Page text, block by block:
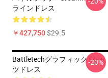
ラインドレス
￥427,750$29.5
BattletechグラフィックTシャ
ツドレス
-20%